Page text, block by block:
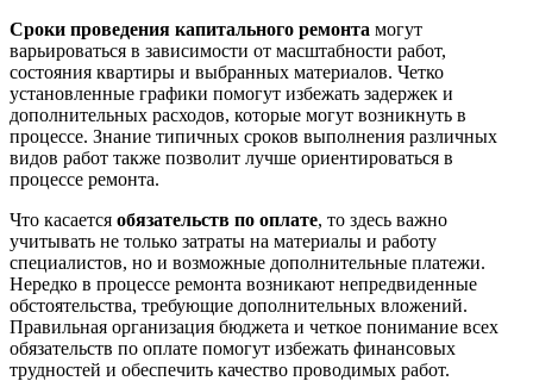
Сроки проведения капитального ремонта могут
варьироваться в зависимости от масштабности работ,
состояния квартиры и выбранных материалов. Четко
установленные графики помогут избежать задержек и
дополнительных расходов, которые могут возникнуть в
процессе. Знание типичных сроков выполнения различных
видов работ также позволит лучше ориентироваться в
процессе ремонта.
Что касается обязательств по оплате, то здесь важно
учитывать не только затраты на материалы и работу
специалистов, но и возможные дополнительные платежи.
Нередко в процессе ремонта возникают непредвиденные
обстоятельства, требующие дополнительных вложений.
Правильная организация бюджета и четкое понимание всех
обязательств по оплате помогут избежать финансовых
трудностей и обеспечить качество проводимых работ.